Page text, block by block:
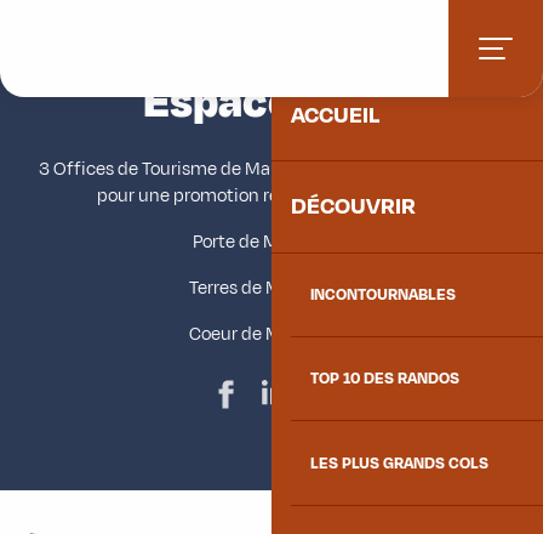
contenu
principal
ACCUEIL
DÉCOUVRIR
INCONTOURNABLES
TOP 10 DES RANDOS
LES PLUS GRANDS COLS
Espace ProAjouter aux
3 Offices de Tourisme de Maurienne unissent leurs forces
pour une promotion renforcée du territoire.
Porte de Maurienne
Terres de Maurienne
Coeur de Maurienne